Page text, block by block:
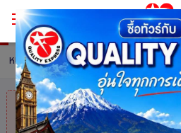
หน้าหลัก ทัวร์ South Korea รายละเอี
คุณมาช้าไปแล้ว สินค้